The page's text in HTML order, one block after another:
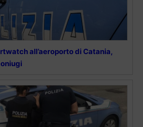
all’aeroporto di Catania,